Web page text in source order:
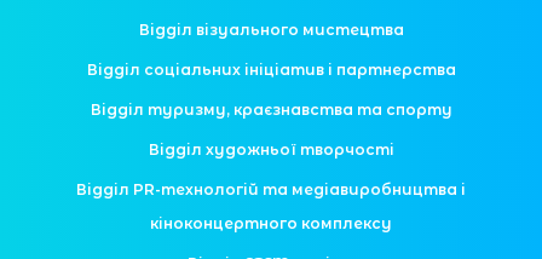
Відділ візуального мистецтва
Відділ соціальних ініціатив і партнерства
Відділ туризму, краєзнавства та спорту
Відділ художньої творчості
Відділ PR-технологій та медіавиробництва і
кіноконцертного комплексу